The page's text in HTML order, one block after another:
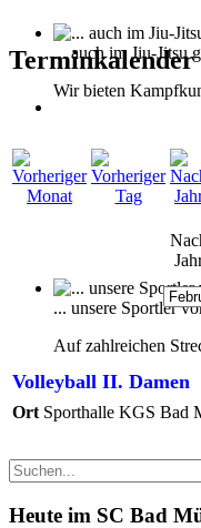
... auch im Jiu-Jitsu
Wir bieten
... unsere Sportler
Auf zahlreichen
Terminkalender
Volleyball II. Damen
Ort Sporthalle KGS Bad
Heute im SC Bad